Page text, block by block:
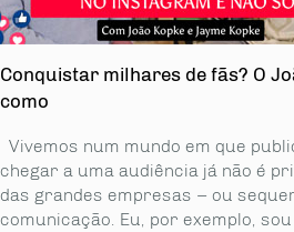
Conquistar milhares de fãs? O
como
Vivemos num mundo em que
chegar a uma audiência já não é
das grandes empresas – ou
comunicação. Eu, por exemplo,